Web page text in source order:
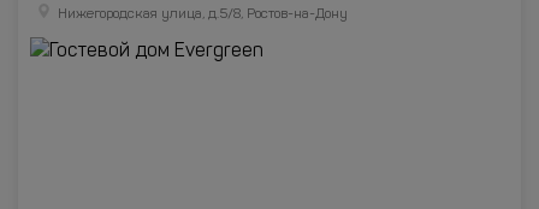
Нижегородская улица, д.5/8, Ростов-на-Дону